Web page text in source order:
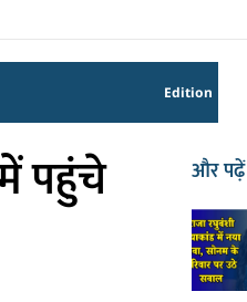
Edition
पहुंचे और पढ़ें